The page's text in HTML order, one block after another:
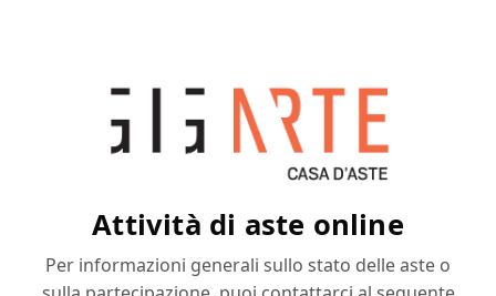
Attività di aste online
Per informazioni generali sullo stato delle aste o